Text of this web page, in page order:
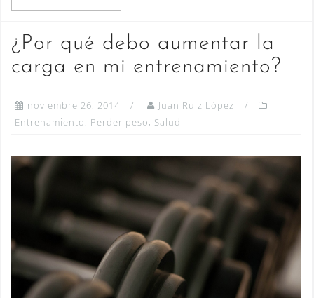
¿Por qué debo aumentar la
carga en mi entrenamiento?
noviembre 26, 2014
Juan Ruiz López
Entrenamiento, Perder peso, Salud